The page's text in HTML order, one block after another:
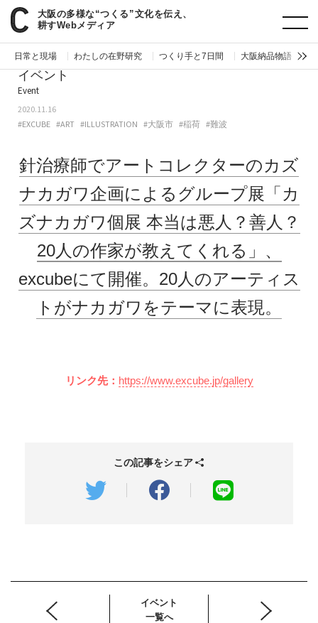
大阪の多様な“つくる”文化を伝え、
耕すWebメディア
日常と現場 わたしの在野研究 つくり手と7日間 大阪納品物語
paperC 今週のイベント
イベント
Event
2020.11.16
#EXCUBE #ART #ILLUSTRATION #大阪市 #稲荷 #難波
針治療師でアートコレクターのカズ
ナカガワ企画によるグループ展「カ
ズナカガワ個展 本当は悪人？善人？
20人の作家が教えてくれる」、
excubeにて開催。20人のアーティス
トがナカガワをテーマに表現。
リンク先： https://www.excube.jp/gallery
この記事をシェア
イベント
一覧へ